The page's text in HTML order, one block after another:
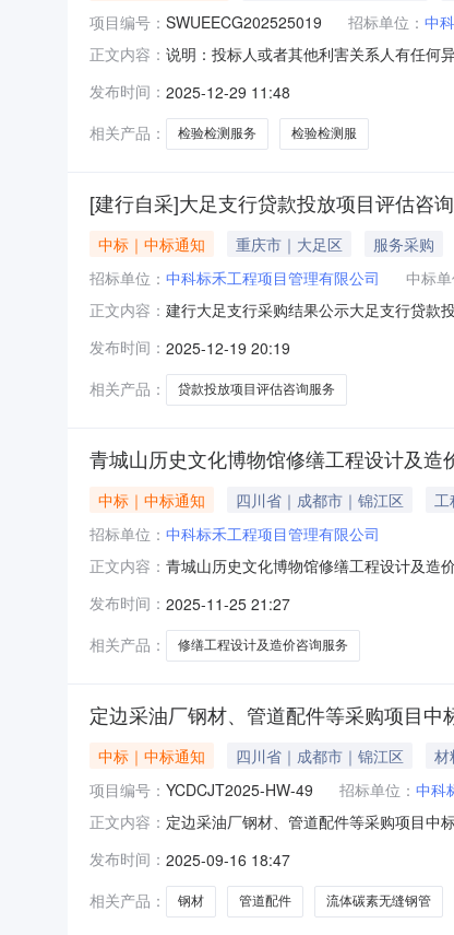
项目编号： SWUEECG202525019 招标单位： 中
正文内容： 说明：投标人或者其他利害关系人有任何
业园产业核心区项目（二期）检验检测服
（第三方检测服务）（第二次）项目编
发布时间： 2025-12-29 11:48
相关产品：
检验检测服务 检验检测服
[建行自采]大足支行贷款投放项目评估咨
中标｜中标通知 重庆市｜大足区 服务采购
招标单位： 中科标禾工程项目管理有限公司 中标单
正文内容： 建行大足支行采购结果公示大足支行贷款
公司五、采购价格（元）：80000.00六
发布时间： 2025-12-19 20:19
相关产品：
贷款投放项目评估咨询服务
青城山历史文化博物馆修缮工程设计及
中标｜中标通知 四川省｜成都市｜锦江区
招标单位： 中科标禾工程项目管理有限公司
正文内容： 青城山历史文化博物馆修缮工程设计及造
项目管理有限公司？？耥？/span四川建
请在公示期内提出。质
发布时间： 2025-11-25 21:27
相关产品：
修缮工程设计及造价咨询服务
定边采油厂钢材、管道配件等采购项目中
中标｜中标通知 四川省｜成都市｜锦江区 材
项目编号： YCDCJT2025-HW-49 招标单位： 中科
正文内容： 定边采油厂钢材、管道配件等采购项目中
论，经招标领导小组会议决定，现将成交
安久龙橡塑有限公司成交
发布时间： 2025-09-16 18:47
相关产品：
钢材 管道配件 流体碳素无缝钢管